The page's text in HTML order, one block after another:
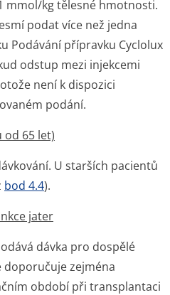
mmol/kg tělesné hmotnosti.
podat více než jedna
Podávání přípravku Cyclolux
odstup mezi injekcemi
není k dispozici
podání.
od 65 let)
U starších pacientů
bod 4.4).
jater
dávka pro dospělé
doporučuje zejména
období při transplantaci